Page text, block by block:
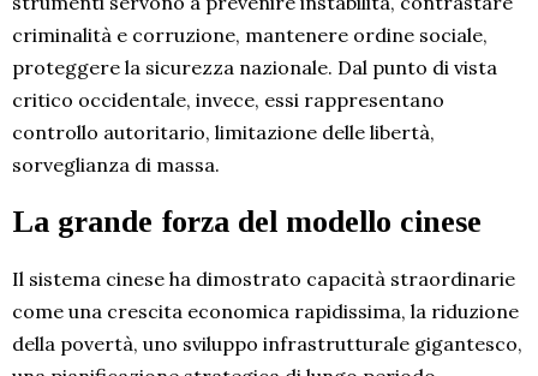
criminalità e corruzione, mantenere ordine sociale,
proteggere la sicurezza nazionale. Dal punto di vista
critico occidentale, invece, essi rappresentano
controllo autoritario, limitazione delle libertà,
sorveglianza di massa.
La grande forza del modello cinese
Il sistema cinese ha dimostrato capacità straordinarie
come una crescita economica rapidissima, la riduzione
della povertà, uno sviluppo infrastrutturale gigantesco,